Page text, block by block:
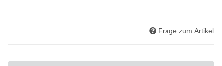
Frage zum Artikel